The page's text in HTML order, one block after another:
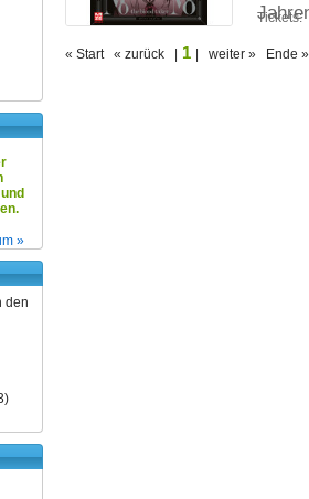
»
den
Tickets:
« Start « zurück | 1 | weiter » Ende »